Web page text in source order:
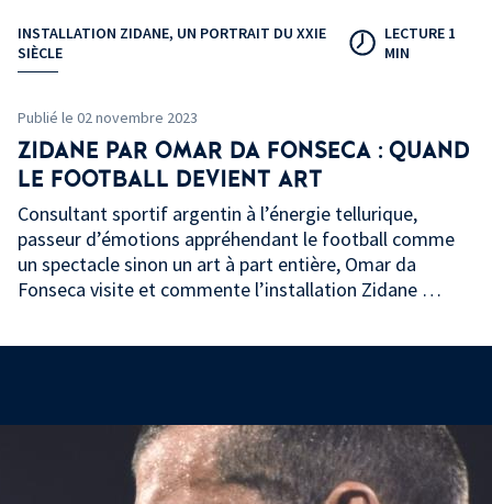
INSTALLATION ZIDANE, UN PORTRAIT DU XXIE
SIÈCLE
LECTURE 1
MIN
Publié le 02 novembre 2023
ZIDANE PAR OMAR DA FONSECA : QUAND
LE FOOTBALL DEVIENT ART
Consultant sportif argentin à l’énergie tellurique,
passeur d’émotions appréhendant le football comme
un spectacle sinon un art à part entière, Omar da
Fonseca visite et commente l’installation Zidane …